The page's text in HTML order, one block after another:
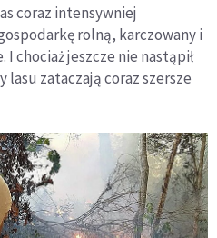
coraz intensywniej
rolną, karczowany i
chociaż jeszcze nie nastąpił
zataczają coraz szersze